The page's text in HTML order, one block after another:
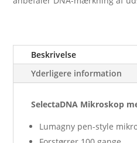
Beskrivelse
Yderligere information
SelectaDNA Mikroskop
Lumagny pen-style